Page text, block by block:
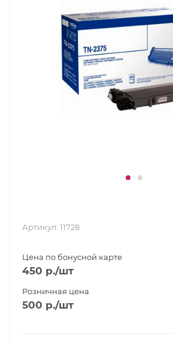
Артикул: 11728
Цена по бонусной карте
450 р./шт
Розничная цена
500 р./шт